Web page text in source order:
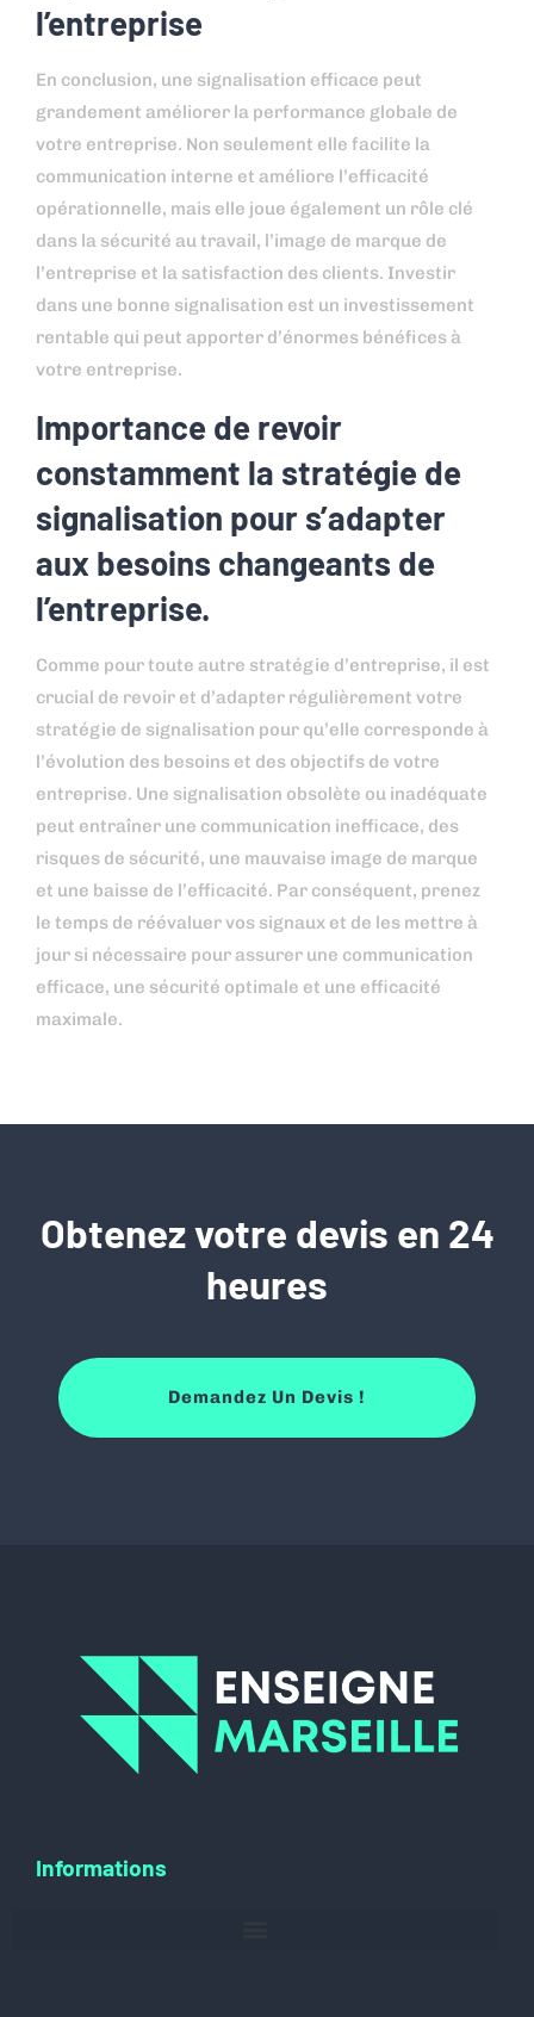
l’entreprise
En conclusion, une signalisation efficace peut
grandement améliorer la performance globale de
votre entreprise. Non seulement elle facilite la
communication interne et améliore l’efficacité
opérationnelle, mais elle joue également un rôle clé
dans la sécurité au travail, l’image de marque de
l’entreprise et la satisfaction des clients. Investir
dans une bonne signalisation est un investissement
rentable qui peut apporter d’énormes bénéfices à
votre entreprise.
Importance de revoir
constamment la stratégie de
signalisation pour s’adapter
aux besoins changeants de
l’entreprise.
Comme pour toute autre stratégie d’entreprise, il est
crucial de revoir et d’adapter régulièrement votre
stratégie de signalisation pour qu’elle corresponde à
l’évolution des besoins et des objectifs de votre
entreprise. Une signalisation obsolète ou inadéquate
peut entraîner une communication inefficace, des
risques de sécurité, une mauvaise image de marque
et une baisse de l’efficacité. Par conséquent, prenez
le temps de réévaluer vos signaux et de les mettre à
jour si nécessaire pour assurer une communication
efficace, une sécurité optimale et une efficacité
maximale.
Obtenez votre devis en 24
heures
Demandez Un Devis !
Informations